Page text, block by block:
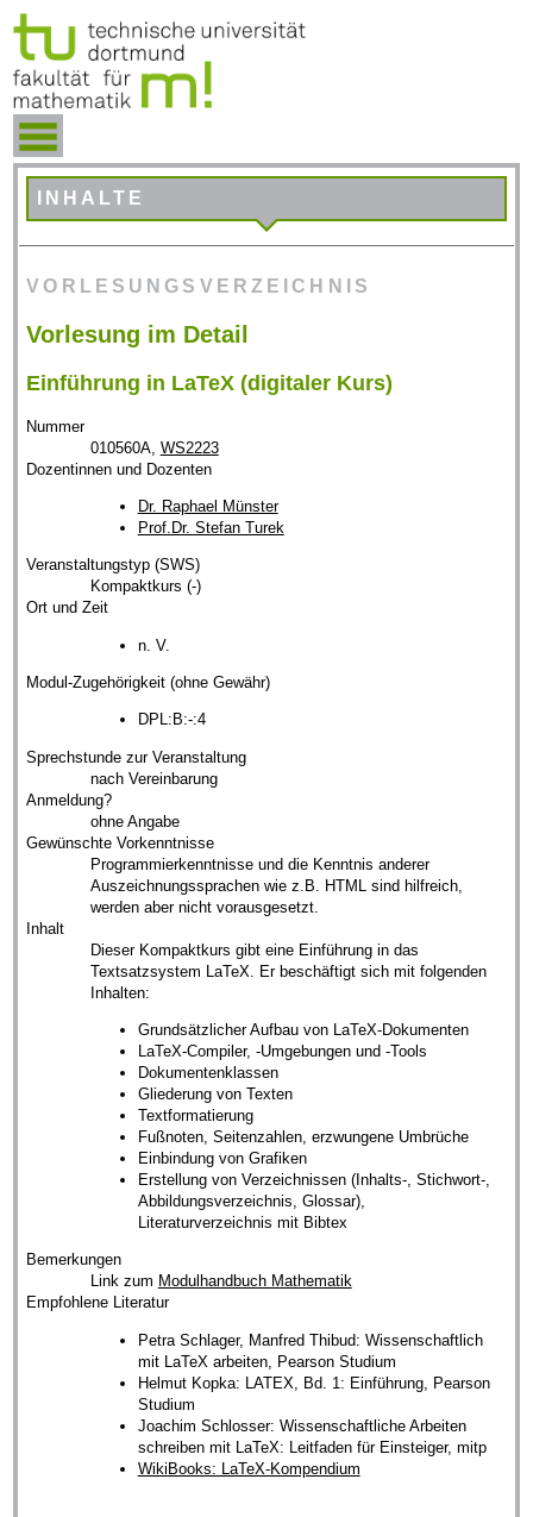
INHALTE
VORLESUNGSVERZEICHNIS
Vorlesung im Detail
Einführung in LaTeX (digitaler Kurs)
Nummer
010560A, WS2223
Dozentinnen und Dozenten
Dr. Raphael Münster
Prof.Dr. Stefan Turek
Veranstaltungstyp (SWS)
Kompaktkurs (-)
Ort und Zeit
n. V.
Modul-Zugehörigkeit (ohne Gewähr)
DPL:B:-:4
Sprechstunde zur Veranstaltung
nach Vereinbarung
Anmeldung?
ohne Angabe
Gewünschte Vorkenntnisse
Programmierkenntnisse und die Kenntnis anderer
Auszeichnungssprachen wie z.B. HTML sind hilfreich,
werden aber nicht vorausgesetzt.
Inhalt
Dieser Kompaktkurs gibt eine Einführung in das
Textsatzsystem LaTeX. Er beschäftigt sich mit folgenden
Inhalten:
Grundsätzlicher Aufbau von LaTeX-Dokumenten
LaTeX-Compiler, -Umgebungen und -Tools
Dokumentenklassen
Gliederung von Texten
Textformatierung
Fußnoten, Seitenzahlen, erzwungene Umbrüche
Einbindung von Grafiken
Erstellung von Verzeichnissen (Inhalts-, Stichwort-,
Abbildungsverzeichnis, Glossar),
Literaturverzeichnis mit Bibtex
Bemerkungen
Link zum Modulhandbuch Mathematik
Empfohlene Literatur
Petra Schlager, Manfred Thibud: Wissenschaftlich
mit LaTeX arbeiten, Pearson Studium
Helmut Kopka: LATEX, Bd. 1: Einführung, Pearson
Studium
Joachim Schlosser: Wissenschaftliche Arbeiten
schreiben mit LaTeX: Leitfaden für Einsteiger, mitp
WikiBooks: LaTeX-Kompendium